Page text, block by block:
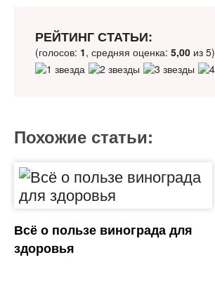
РЕЙТИНГ СТАТЬИ:
(голосов: 1, средняя оценка: 5,00из 5)
Похожие статьи:
Всё о пользе винограда для
здоровья